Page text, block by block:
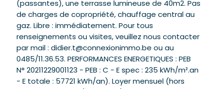
(passantes), une terrasse lumineuse de 40m2. Pas
de charges de copropriété, chauffage central au
gaz. Libre : immédiatement. Pour tous
renseignements ou visites, veuillez nous contacter
par mail : didier.t@connexionimmo.be ou au
0485/11.36.53. PERFORMANCES ENERGETIQUES : PEB
N° 20211229001123 - PEB : C - E spec : 235 kWh/m².an
- E totale : 57721 kWh/an). Loyer mensuel (hors